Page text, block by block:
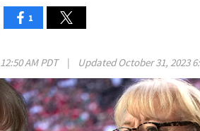
1
12:50 AM PDT | UpdatedOctober 31, 2023